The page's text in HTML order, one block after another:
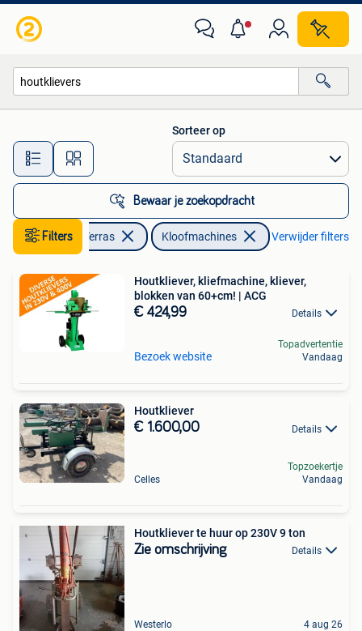
Alle afstanden…
Sorteer op
Bewaar je zoekopdracht
Filters
Tuin en Terras Kloofmachines Verwijder filters
Houtkliever, kliefmachine, kliever,
blokken van 60+cm! | ACG
€ 424,99 Details
Bezoek website
Topadvertentie
Vandaag
Houtkliever
€ 1.600,00 Details
Celles
Topzoekertje
Vandaag
Houtkliever te huur op 230V 9 ton
Zie omschrijving Details
Westerlo 4 aug 26